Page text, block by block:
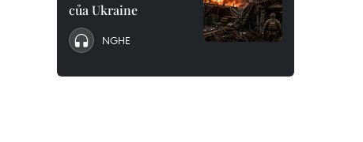
của Ukraine
NGHE